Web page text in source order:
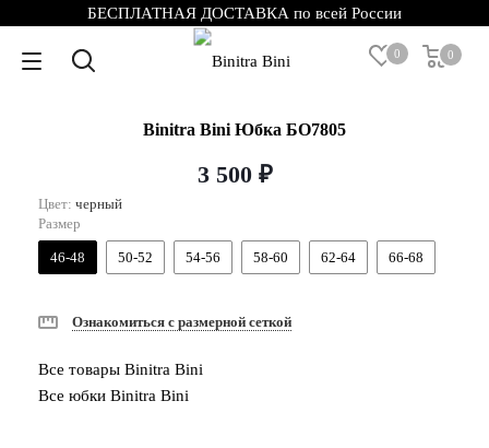
БЕСПЛАТНАЯ ДОСТАВКА по всей России
0 0
Binitra Bini Юбка БО7805
3 500 ₽
Цвет: черный
Размер
46-48 50-52 54-56 58-60 62-64 66-68
Ознакомиться с размерной сеткой
Все товары Binitra Bini
Все юбки Binitra Bini